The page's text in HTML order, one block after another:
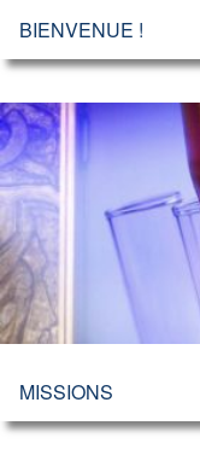
BIENVENUE !
MISSIONS